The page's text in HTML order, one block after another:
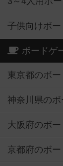
子供向けボ
ボードゲ
東京都のボ
神奈川県のボ
大阪府のボ
京都府のボ